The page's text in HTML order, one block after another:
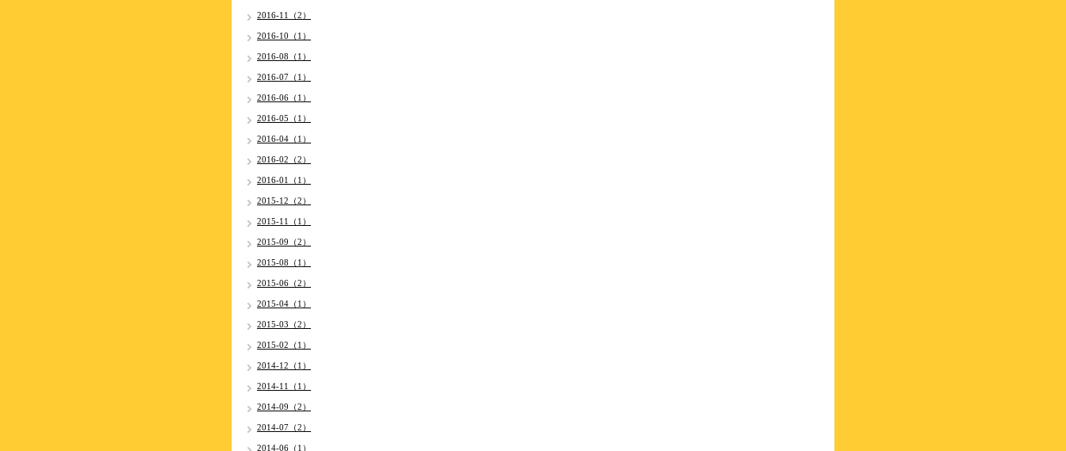
2016-11（2）
2016-10（1）
2016-08（1）
2016-07（1）
2016-06（1）
2016-05（1）
2016-04（1）
2016-02（2）
2016-01（1）
2015-12（2）
2015-11（1）
2015-09（2）
2015-08（1）
2015-06（2）
2015-04（1）
2015-03（2）
2015-02（1）
2014-12（1）
2014-11（1）
2014-09（2）
2014-07（2）
2014-06（1）